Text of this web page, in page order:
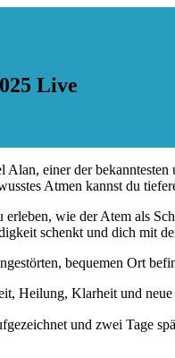
Live
einer der
Atmen kannst du
erleben, wie der Atem als
schenkt und dich mit
bequemen Ort
Heilung, Klarheit und
und zwei Tage